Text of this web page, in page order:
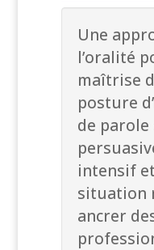
Une
l’oralité
maîtrise
posture
de
intensif
situation
ancrer